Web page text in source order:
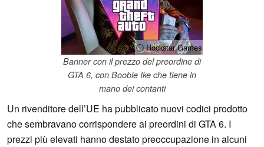
ⓘ Rockstar Games
Banner con il prezzo del preordine di
GTA 6, con Boobie Ike che tiene in
mano dei contanti
Un rivenditore dell’UE ha pubblicato nuovi codici prodotto
che sembravano corrispondere ai preordini di GTA 6. I
prezzi più elevati hanno destato preoccupazione in alcuni